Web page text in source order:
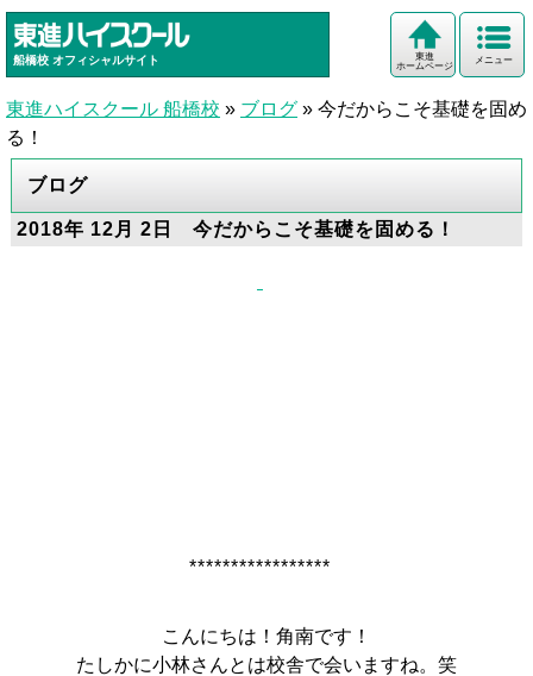
船橋校 オフィシャルサイト メニュー
東進
ホームページ
東進ハイスクール 船橋校 » ブログ » 今だからこそ基礎を固め
る！
ブログ
2018年 12月 2日 今だからこそ基礎を固める！
*****************
こんにちは！角南です！
たしかに小林さんとは校舎で会いますね。笑